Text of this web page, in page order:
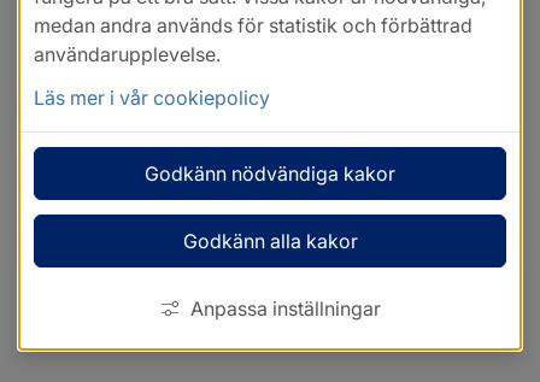
medan andra används för statistik och förbättrad
användarupplevelse.
Läs mer i vår cookiepolicy
Godkänn nödvändiga kakor
Godkänn alla kakor
Anpassa inställningar